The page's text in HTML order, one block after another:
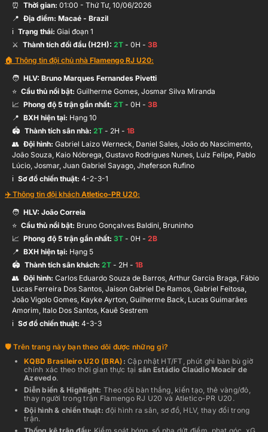
⏰ Thời gian: 01:00 - Thứ Tư, 10/06/2026
📍 Địa điểm: Macaé - Brazil
ℹ️ Trạng thái: Giai đoạn 1
⚔️ Thành tích đối đầu (H2H): 2T - 0H - 3B
🏠 Thông tin đội chủ nhà Flamengo RJ U20:
🧑 HLV: Bruno Marques Fernandes Pivetti
⭐ Cầu thủ nổi bật: Guilherme Gomes, Josmar Silva Miranda
📈 Phong độ 5 trận gần nhất: 2T - 0H - 3B
📍 BXH hiện tại: Hạng 10
🏟️ Thành tích sân nhà: 2T - 2H - 1B
👥 Đội hình: Gabriel Laizo Werneck, Daniel Sales, João do Nascimento,
João Souza, Kaio Nóbrega, Gustavo Rodrigues Nunes, Luiz Felipe, Pablo
Lúcio, Josmar, Juan Gabriel Sayago, Jheferson Rufino
ℹ️️ Sơ đồ chiến thuật: 4-2-3-1
✈️ Thông tin đội khách Atletico-PR U20:
🧑 HLV: João Correia
⭐ Cầu thủ nổi bật: Bruno Gonçalves Baldini, Bruninho
📈 Phong độ 5 trận gần nhất: 3T - 0H - 2B
📍 BXH hiện tại: Hạng 5
🏟️ Thành tích sân khách: 2T - 2H - 1B
👥 Đội hình: Carlos Eduardo Souza de Barros, Arthur Garcia Braga, Fábio
Lucas Ferreira Dos Santos, Jaison Gabriel De Ramos, Gabriel Feitosa,
João Vigolo Gomes, Kayke Ayrton, Guilherme Back, Lucas Guimarães
Amorim, Italo Dos Santos, Kauê Sestrem
ℹ️️ Sơ đồ chiến thuật: 4-3-3
Trên trang này bạn theo dõi được những gì?
KQBDBrasileiro U20 (BRA) : Cập nhật HT/FT, phút ghi bàn bù giờ
chính xác theo thời gian thực tại sân Estádio Claúdio Moacir de
Azevedo.
Diễn biến & Highlight: Theo dõi bàn thắng, kiến tạo, thẻ vàng/đỏ,
thay người trong trận Flamengo RJ U20 và Atletico-PR U20 .
Đội hình & chiến thuật:đội hình ra sân, sơ đồ, HLV, thay đổi trong
trận.